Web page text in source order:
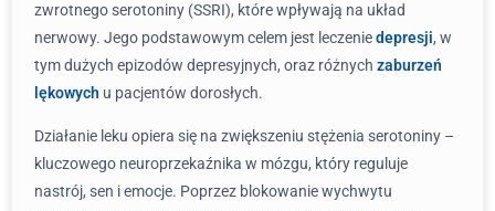
zwrotnego serotoniny (SSRI), które wpływają na układ
nerwowy. Jego podstawowym celem jest leczeniedepresji, w
tym dużych epizodów depresyjnych, oraz różnych zaburzeń
lękowych u pacjentów dorosłych.
Działanie leku opiera się na zwiększeniu stężenia serotoniny –
kluczowego neuroprzekaźnika w mózgu, który reguluje
nastrój, sen i emocje. Poprzez blokowanie wychwytu